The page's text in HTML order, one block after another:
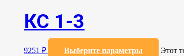
КС 1-3
9251 ₽ Выберите параметры Этот